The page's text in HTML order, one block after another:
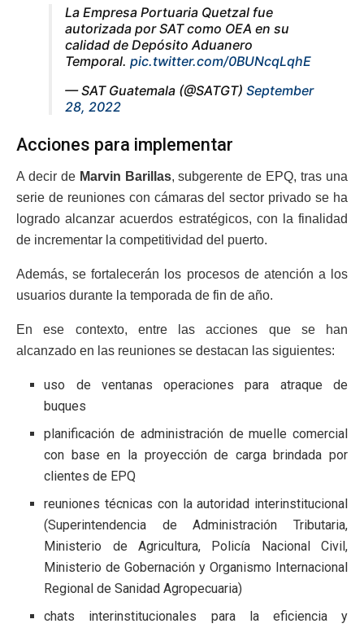
La Empresa Portuaria Quetzal fue
autorizada por SAT como OEA en su
calidad de Depósito Aduanero
Temporal. pic.twitter.com/0BUNcqLqhE
— SAT Guatemala (@SATGT) September
28, 2022
Acciones para implementar
A decir de Marvin Barillas, subgerente de EPQ, tras una
serie de reuniones con cámaras del sector privado se ha
logrado alcanzar acuerdos estratégicos, con la finalidad
de incrementar la competitividad del puerto.
Además, se fortalecerán los procesos de atención a los
usuarios durante la temporada de fin de año.
En ese contexto, entre las acciones que se han
alcanzado en las reuniones se destacan las siguientes:
uso de ventanas operaciones para atraque de
buques
planificación de administración de muelle comercial
con base en la proyección de carga brindada por
clientes de EPQ
reuniones técnicas con la autoridad interinstitucional
(Superintendencia de Administración Tributaria,
Ministerio de Agricultura, Policía Nacional Civil,
Ministerio de Gobernación y Organismo Internacional
Regional de Sanidad Agropecuaria)
chats interinstitucionales para la eficiencia y